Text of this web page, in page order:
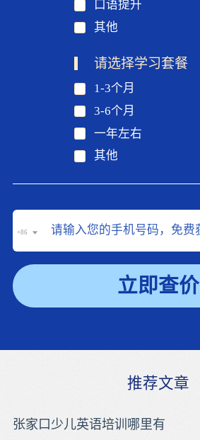
口语提升
其他
请选择学习套餐
1-3个月
3-6个月
一年左右
其他
+86
立即查价
推荐文章
张家口少儿英语培训哪里有